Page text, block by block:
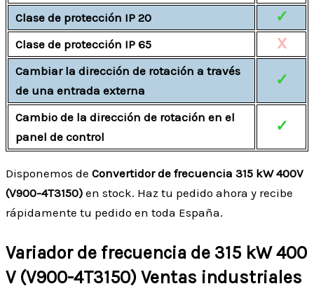
Clase de protección IP 20 ✓
Clase de protección IP 65 X
Cambiar la dirección de rotación a través
de una entrada externa
✓
Cambio de la dirección de rotación en el
panel de control
✓
Disponemos de Convertidor de frecuencia 315 kW 400V
(V900-4T3150) en stock. Haz tu pedido ahora y recibe
rápidamente tu pedido en toda España.
Variador de frecuencia de 315 kW 400
V (V900-4T3150) Ventas industriales